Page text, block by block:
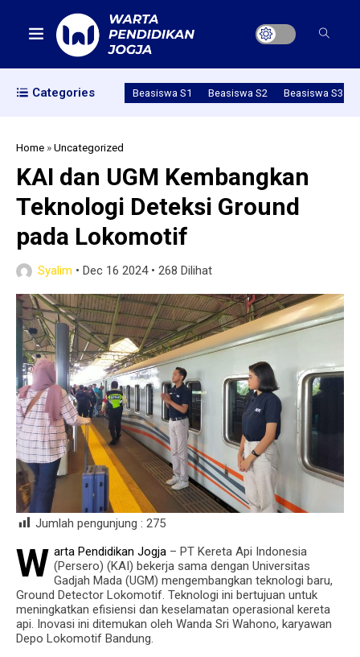
Categories Beasiswa S1 Beasiswa S2 Beasiswa S3
Home »Uncategorized
KAI dan UGM Kembangkan
Teknologi Deteksi Ground
pada Lokomotif
Syalim • Dec 16 2024• 268 Dilihat
Jumlah pengunjung : 275
W arta Pendidikan Jogja – PT Kereta Api Indonesia
(Persero) (KAI) bekerja sama dengan Universitas
Gadjah Mada (UGM) mengembangkan teknologi baru,
Ground Detector Lokomotif. Teknologi ini bertujuan untuk
meningkatkan efisiensi dan keselamatan operasional kereta
api. Inovasi ini ditemukan oleh Wanda Sri Wahono, karyawan
Depo Lokomotif Bandung.